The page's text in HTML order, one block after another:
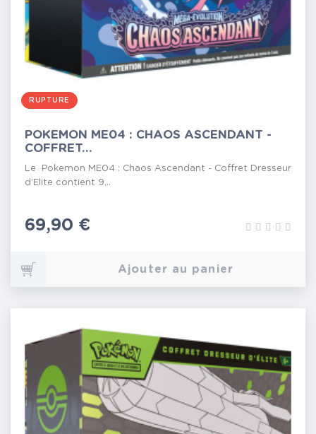
RUPTURE
POKEMON ME04 : CHAOS ASCENDANT -
COFFRET...
Le Pokemon ME04 : Chaos Ascendant - Coffret Dresseur
d’Elite contient 9...
Prix
69,90 €
Ajouter au panier